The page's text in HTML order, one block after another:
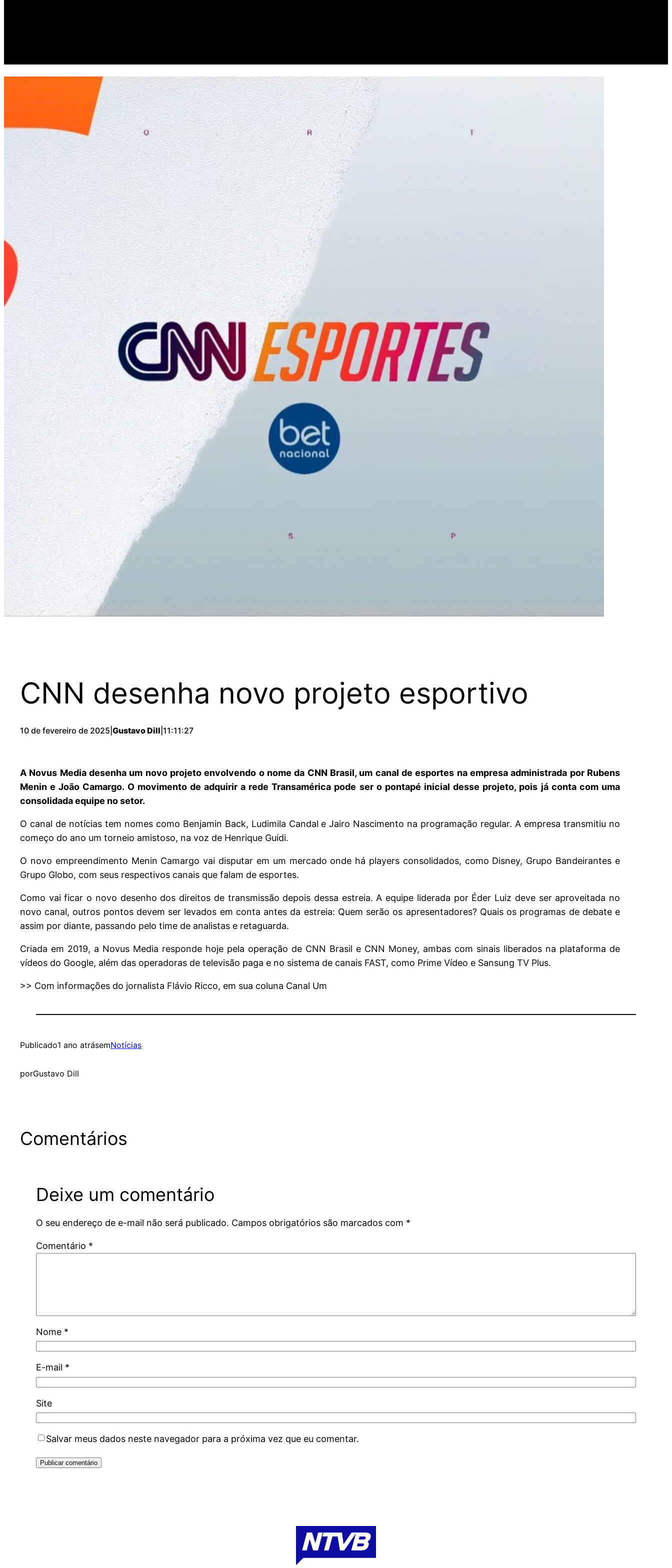
CNN desenha novo projeto esportivo
10 de fevereiro de 2025 Gustavo Dill 11:11:27
A Novus Media desenha um novo projeto envolvendo o nome da CNN Brasil, um canal de esportes na empresa administrada por Rubens
Menin e João Camargo. O movimento de adquirir a rede Transamérica pode ser o pontapé inicial desse projeto, pois já conta com uma
consolidada equipe no setor.
O canal de notícias tem nomes como Benjamin Back, Ludimila Candal e Jairo Nascimento na programação regular. A empresa transmitiu no
começo do ano um torneio amistoso, na voz de Henrique Guidi.
O novo empreendimento Menin Camargo vai disputar em um mercado onde há players consolidados, como Disney, Grupo Bandeirantes e
Grupo Globo, com seus respectivos canais que falam de esportes.
Como vai ficar o novo desenho dos direitos de transmissão depois dessa estreia. A equipe liderada por Éder Luiz deve ser aproveitada no
novo canal, outros pontos devem ser levados em conta antes da estreia: Quem serão os apresentadores? Quais os programas de debate e
assim por diante, passando pelo time de analistas e retaguarda.
Criada em 2019, a Novus Media responde hoje pela operação de CNN Brasil e CNN Money, ambas com sinais liberados na plataforma de
vídeos do Google, além das operadoras de televisão paga e no sistema de canais FAST, como Prime Vídeo e Sansung TV Plus.
>> Com informações do jornalista Flávio Ricco, em sua coluna Canal Um
Publicado1 ano atrásemNotícias
porGustavo Dill
Comentários
Deixe um comentário
O seu endereço de e-mail não será publicado. Campos obrigatórios são marcados com *
Comentário *
Nome *
E-mail *
Site
Salvar meus dados neste navegador para a próxima vez que eu comentar.